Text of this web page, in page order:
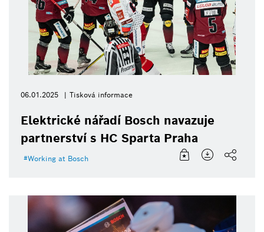
06.01.2025 Tisková informace
Elektrické nářadí Bosch navazuje
partnerství s HC Sparta Praha
Working at Bosch